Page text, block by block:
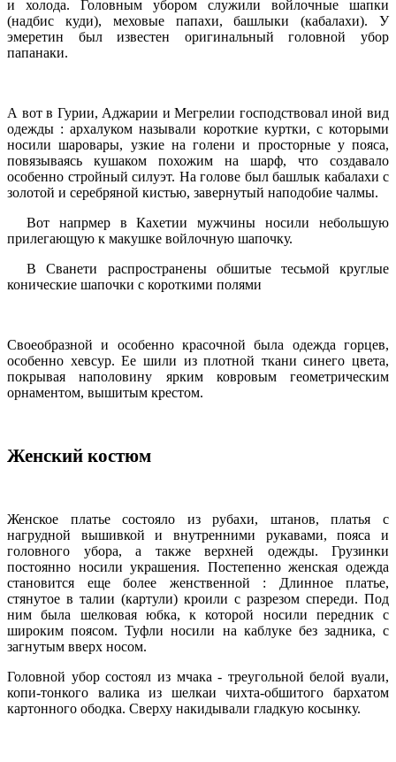
и холода. Головным убором служили войлочные шапки
(надбис куди), меховые папахи, башлыки (кабалахи). У
эмеретин был известен оригинальный головной убор
папанаки.
А вот в Гурии, Аджарии и Мегрелии господствовал иной вид
одежды : архалуком называли короткие куртки, с которыми
носили шаровары, узкие на голени и просторные у пояса,
повязываясь кушаком похожим на шарф, что создавало
особенно стройный силуэт. На голове был башлык кабалахи с
золотой и серебряной кистью, завернутый наподобие чалмы.
Вот напрмер в Кахетии мужчины носили небольшую
прилегающую к макушке войлочную шапочку.
В Сванети распространены обшитые тесьмой круглые
конические шапочки с короткими полями
Своеобразной и особенно красочной была одежда горцев,
особенно хевсур. Ее шили из плотной ткани синего цвета,
покрывая наполовину ярким ковровым геометрическим
орнаментом, вышитым крестом.
Женский костюм
Женское платье состояло из рубахи, штанов, платья с
нагрудной вышивкой и внутренними рукавами, пояса и
головного убора, а также верхней одежды. Грузинки
постоянно носили украшения. Постепенно женская одежда
становится еще более женственной : Длинное платье,
стянутое в талии (картули) кроили с разрезом спереди. Под
ним была шелковая юбка, к которой носили передник с
широким поясом. Туфли носили на каблуке без задника, с
загнутым вверх носом.
Головной убор состоял из мчака - треугольной белой вуали,
копи-тонкого валика из шелкаи чихта-обшитого бархатом
картонного ободка. Сверху накидывали гладкую косынку.